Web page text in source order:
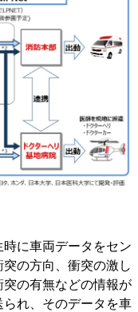
に車両データをセン
の方向、衝突の激し
の有無などの情報が
れ、そのデータを車